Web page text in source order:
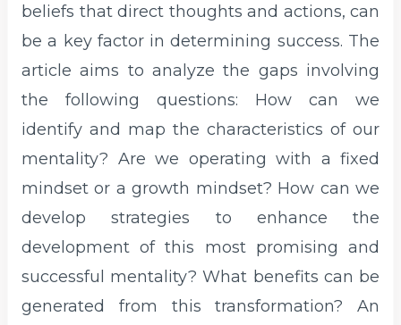
beliefs that direct thoughts and actions, can
be a key factor in determining success. The
article aims to analyze the gaps involving
the following questions: How can we
identify and map the characteristics of our
mentality? Are we operating with a fixed
mindset or a growth mindset? How can we
develop strategies to enhance the
development of this most promising and
successful mentality? What benefits can be
generated from this transformation? An